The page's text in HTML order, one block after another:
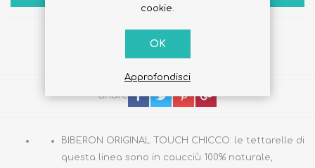
Share
BIBERON ORIGINAL TOUCH CHICCO: le tettarelle di
questa linea sono in caucciù 100% naturale,
cookie.
OK
Approfondisci